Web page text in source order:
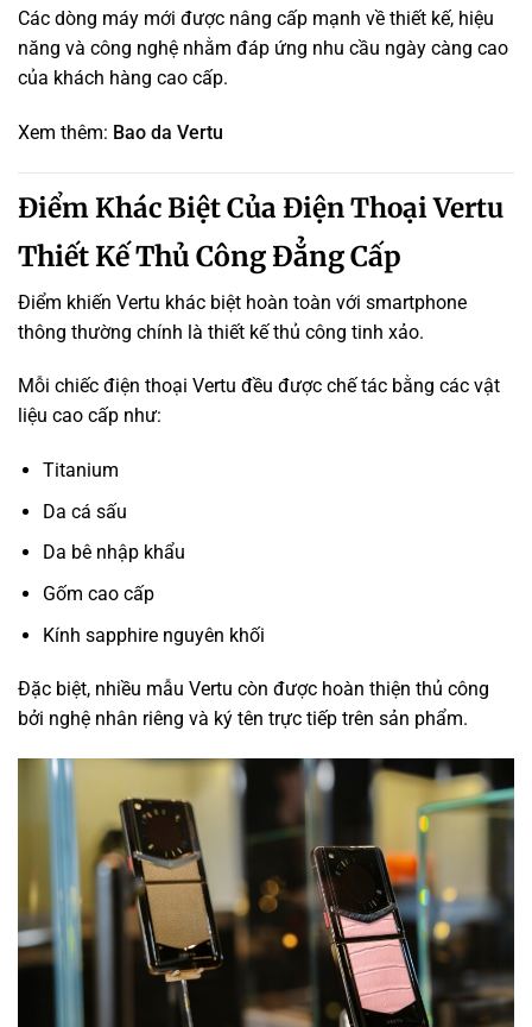
Các dòng máy mới được nâng cấp mạnh về thiết kế, hiệu
năng và công nghệ nhằm đáp ứng nhu cầu ngày càng cao
của khách hàng cao cấp.
Xem thêm: Bao da Vertu
Điểm Khác Biệt Của Điện Thoại Vertu
Thiết Kế Thủ Công Đẳng Cấp
Điểm khiến Vertu khác biệt hoàn toàn với smartphone
thông thường chính là thiết kế thủ công tinh xảo.
Mỗi chiếc điện thoại Vertu đều được chế tác bằng các vật
liệu cao cấp như:
Titanium
Da cá sấu
Da bê nhập khẩu
Gốm cao cấp
Kính sapphire nguyên khối
Đặc biệt, nhiều mẫu Vertu còn được hoàn thiện thủ công
bởi nghệ nhân riêng và ký tên trực tiếp trên sản phẩm.